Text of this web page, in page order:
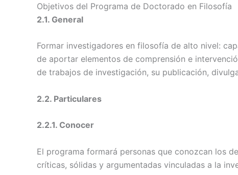
Objetivos del Programa de Doctorado en Filosofía
2.1. General
Formar investigadores en filosofía de alto nivel:
de aportar elementos de comprensión e
de trabajos de investigación, su publicación,
2.2. Particulares
2.2.1. Conocer
El programa formará personas que conozcan los
críticas, sólidas y argumentadas vinculadas a la